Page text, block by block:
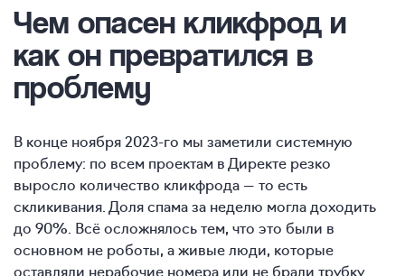
Чем опасен кликфрод и
как он превратился в
проблему
В конце ноября 2023-го мы заметили системную
проблему: по всем проектам в Директе резко
выросло количество кликфрода — то есть
скликивания. Доля спама за неделю могла доходить
до 90%. Всё осложнялось тем, что это были в
основном не роботы, а живые люди, которые
оставляли нерабочие номера или не брали трубку.